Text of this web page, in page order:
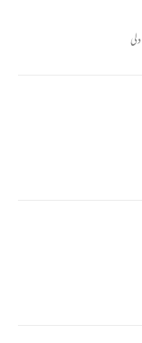
دلی